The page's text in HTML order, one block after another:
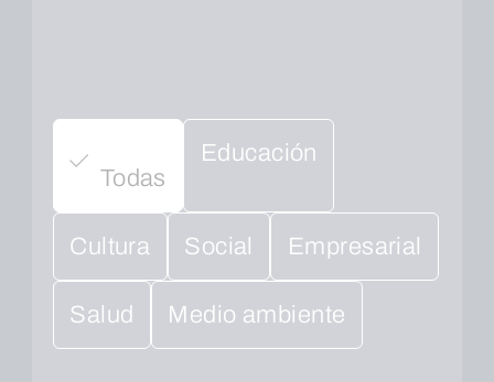
Todas
Educación
Cultura Social Empresarial
Salud Medio ambiente